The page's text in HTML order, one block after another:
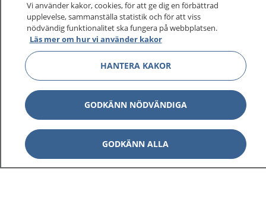
1177 på flera språk
Om 1177 Visa
Kontakt Visa
Behandling av personuppgifter
Hantering av kakor
Vi använder kakor, cookies, för att ge dig en förbättrad
upplevelse, sammanställa statistik och för att viss
nödvändig funktionalitet ska fungera på webbplatsen.
Läs mer om hur vi använder kakor
HANTERA KAKOR
GODKÄNN NÖDVÄNDIGA
GODKÄNN ALLA